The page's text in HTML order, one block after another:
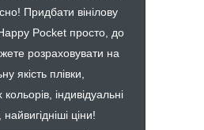
Придбати вінілову
Pocket просто, до
розраховувати на
якість плівки,
кольорів, індивідуальні
ціни!